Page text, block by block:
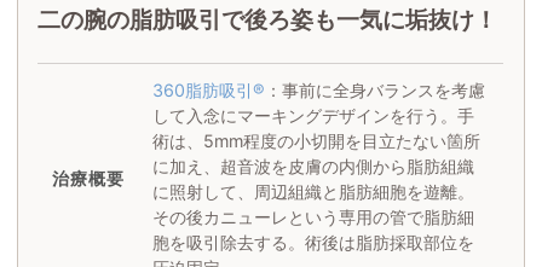
二の腕の脂肪吸引で後ろ姿も一気に垢抜け！
治療概要
360脂肪吸引® ：事前に全身バランスを考慮
して入念にマーキングデザインを行う。手
術は、5mm程度の小切開を目立たない箇所
に加え、超音波を皮膚の内側から脂肪組織
に照射して、周辺組織と脂肪細胞を遊離。
その後カニューレという専用の管で脂肪細
胞を吸引除去する。術後は脂肪採取部位を